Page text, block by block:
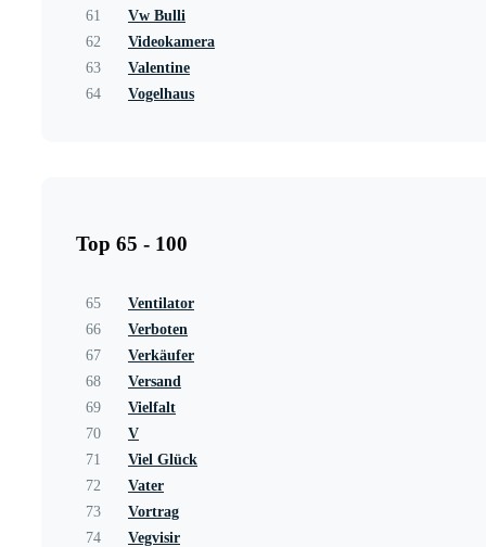
61
Vw Bulli
62
Videokamera
63
Valentine
64
Vogelhaus
Top 65 - 100
65
Ventilator
66
Verboten
67
Verkäufer
68
Versand
69
Vielfalt
70
V
71
Viel Glück
72
Vater
73
Vortrag
74
Vegvisir